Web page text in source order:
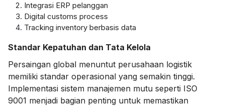
Integrasi ERP pelanggan
Digital customs process
Tracking inventory berbasis data
Standar Kepatuhan dan Tata Kelola
Persaingan global menuntut perusahaan logistik
memiliki standar operasional yang semakin tinggi.
Implementasi sistem manajemen mutu seperti ISO
9001 menjadi bagian penting untuk memastikan